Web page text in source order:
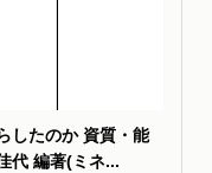
したのか 資質・能
代 編著(ミネ...